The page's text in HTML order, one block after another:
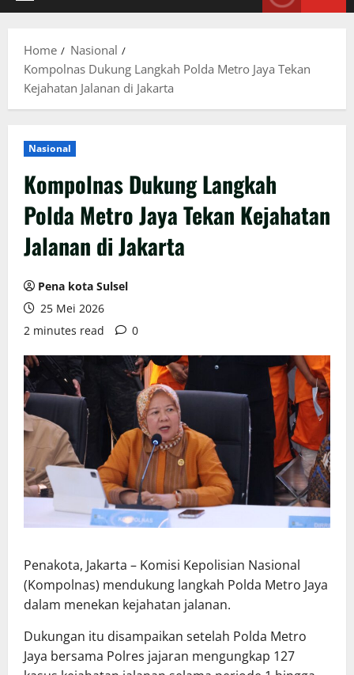
Home
Nasional
Kompolnas Dukung Langkah Polda Metro Jaya Tekan
Kejahatan Jalanan di Jakarta
Nasional
Kompolnas Dukung Langkah
Polda Metro Jaya Tekan Kejahatan
Jalanan di Jakarta
Pena kota Sulsel
25 Mei 2026
2 minutes read
0
Penakota, Jakarta – Komisi Kepolisian Nasional
(Kompolnas) mendukung langkah Polda Metro Jaya
dalam menekan kejahatan jalanan.
Dukungan itu disampaikan setelah Polda Metro
Jaya bersama Polres jajaran mengungkap 127